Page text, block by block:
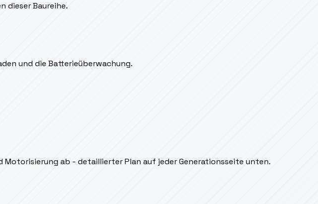
dieser Baureihe.
und die Batterieüberwachung.
Motorisierung ab - detaillierter Plan auf jeder Generationsseite unten.